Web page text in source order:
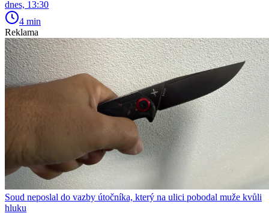
dnes, 13:30
4 min
Reklama
Soud neposlal do vazby útočníka, který na ulici pobodal muže kvůli
hluku